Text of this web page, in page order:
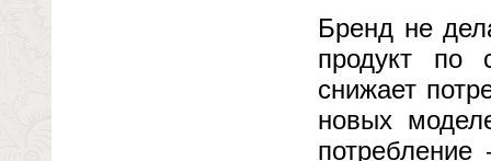
Бренд не
продукт по
снижает
новых